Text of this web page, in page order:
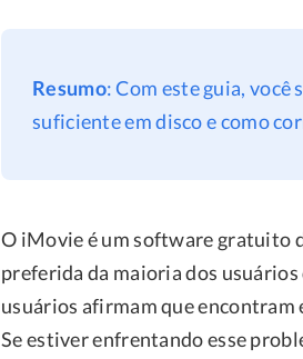
Resumo: Com este guia, você
suficiente em disco e como
O iMovie é um software gratuito
preferida da maioria dos
usuários afirmam que encontram
Se estiver enfrentando esse